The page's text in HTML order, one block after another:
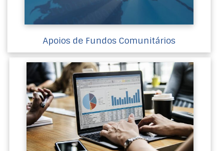
Apoios de Fundos Comunitários